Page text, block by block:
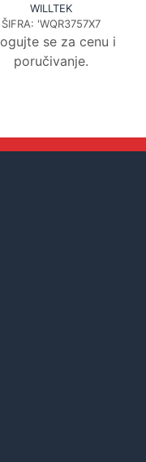
WILLTEK
ŠIFRA: 'WQR3757X7
se za cenu i
poručivanje.